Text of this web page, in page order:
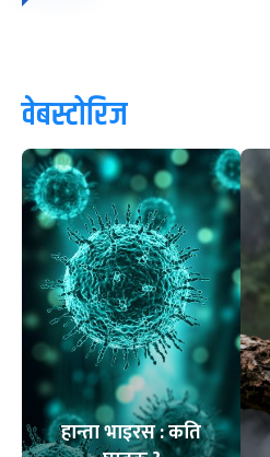
वेबस्टोरिज
हान्ता भाइरस : कति